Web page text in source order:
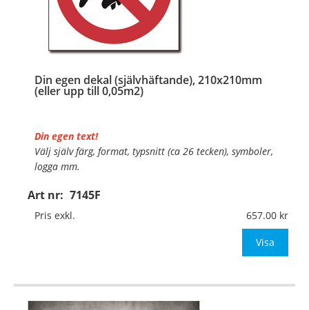
Din egen dekal (självhäftande), 210x210mm
(eller upp till 0,05m2)
Art nr: 7145F
Din egen text!
Välj själv färg, format, typsnitt (ca 26 tecken), symboler,
logga mm.
Material:Självhäftande folie
Mått:210x210mm (eller annat mått upp till 0,05m²)
Pris exkl. 657.00
Visa